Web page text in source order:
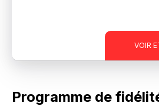
VOIR
Programme de